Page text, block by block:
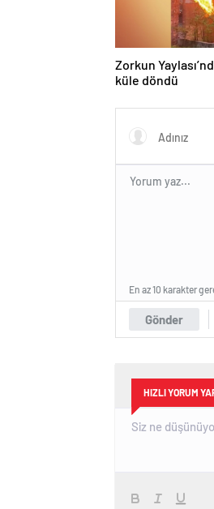
Zorkun
küle döndü
Gönder
En az 10 karakter
HIZLI YORUM